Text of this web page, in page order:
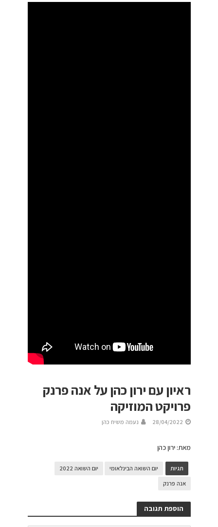
ראיון עם ירון כהן על אנה פרנק
פרויקט המוזיקה
28/04/2022 נעמה משיח כהן
מאת: ירון כהן
תגיות יום השואה הבינלאומי
יום השואה 2022
אנה פרנק
הוספת תגובה